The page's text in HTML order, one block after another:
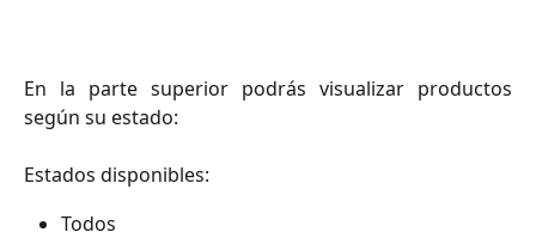
En la parte superior podrás visualizar productos
según su estado:
Estados disponibles:
Todos